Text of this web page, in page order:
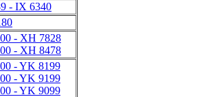
- IX 6340
- XH 7828
- XH 8478
- YK 8199
- YK 9199
- YK 9099